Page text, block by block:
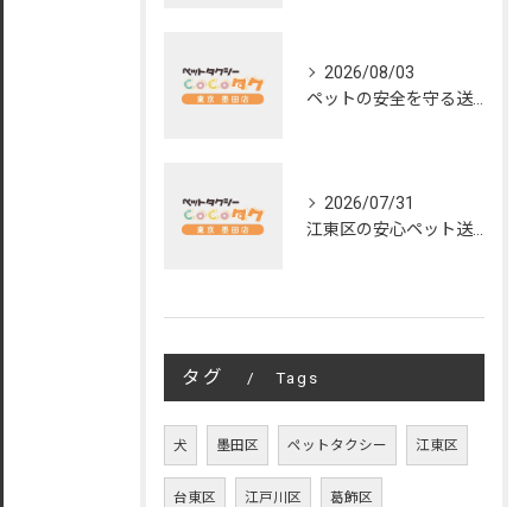
2026/08/03
2026/07/31
タグ Tags
犬 墨田区 ペットタクシー 江東区
台東区 江戸川区 葛飾区